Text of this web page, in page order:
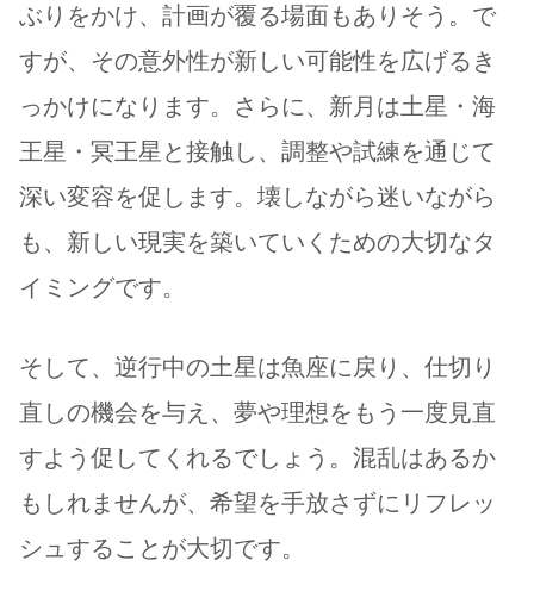
ぶりをかけ、計画が覆る場面もありそう。で
すが、その意外性が新しい可能性を広げるき
っかけになります。さらに、新月は土星・海
王星・冥王星と接触し、調整や試練を通じて
深い変容を促します。壊しながら迷いながら
も、新しい現実を築いていくための大切なタ
イミングです。
そして、逆行中の土星は魚座に戻り、仕切り
直しの機会を与え、夢や理想をもう一度見直
すよう促してくれるでしょう。混乱はあるか
もしれませんが、希望を手放さずにリフレッ
シュすることが大切です。